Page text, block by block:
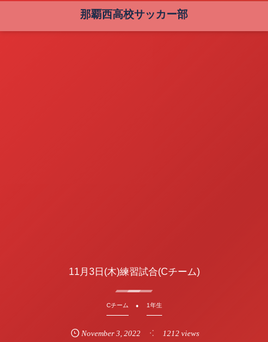
那覇西高校サッカー部
11月3日(木)練習試合(Cチーム)
Cチーム 1年生
November 3,2022 1212 views